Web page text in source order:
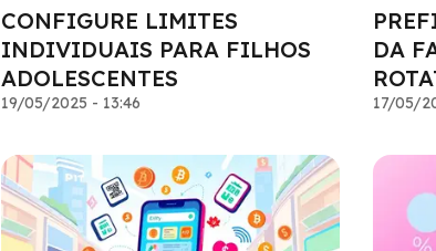
CONFIGURE LIMITES
INDIVIDUAIS PARA FILHOS
ADOLESCENTES
19/05/2025 - 13:46
DA
17/05/